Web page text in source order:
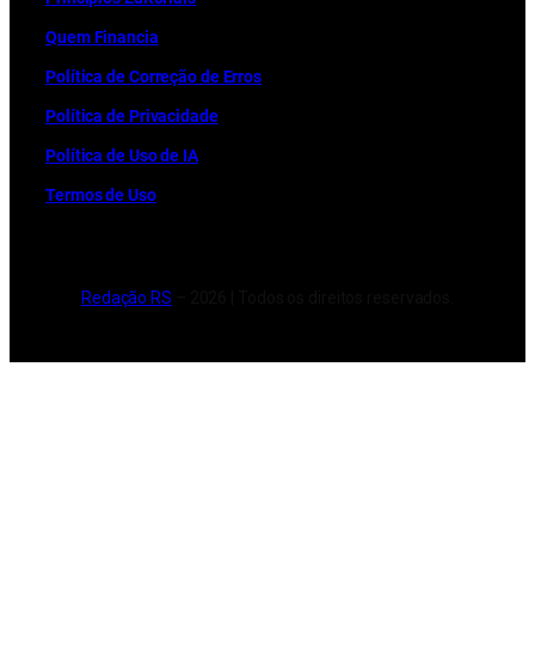
Quem Financia
Política de Correção de Erros
Política de Privacidade
Política de Uso de IA
Termos de Uso
Redação RS